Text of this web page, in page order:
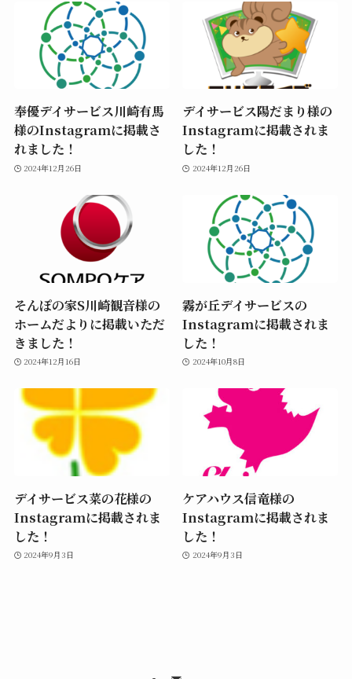
奉優デイサービス川崎有馬
様のInstagramに掲載さ
れました！
2024年12月26日
デイサービス陽だまり様の
Instagramに掲載されま
した！
2024年12月26日
そんぽの家S川崎観音様の
ホームだよりに掲載いただ
きました！
2024年12月16日
霧が丘デイサービスの
Instagramに掲載されま
した！
2024年10月8日
デイサービス菜の花様の
Instagramに掲載されま
した！
2024年9月3日
ケアハウス信竜様の
Instagramに掲載されま
した！
2024年9月3日